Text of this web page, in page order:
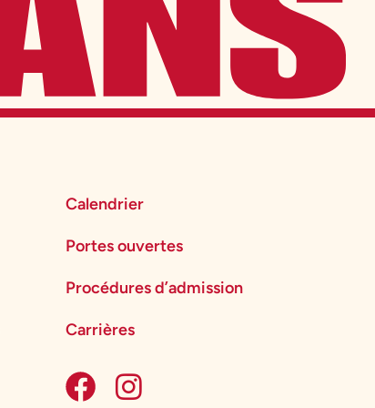
Calendrier
Portes ouvertes
Procédures d’admission
Carrières